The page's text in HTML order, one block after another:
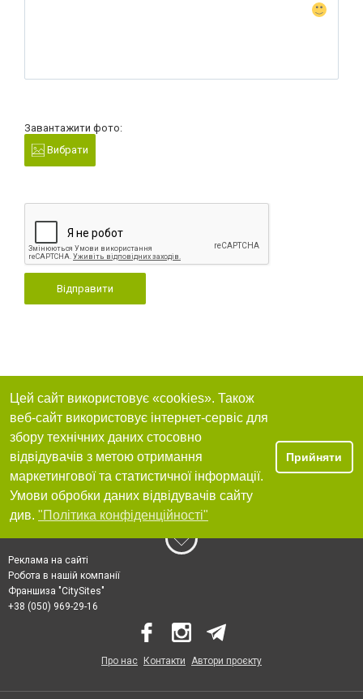
Завантажити фото:
Вибрати
Відправити
Цей сайт використовує «cookies». Також
веб-сайт використовує інтернет-сервіс для
збору технічних даних стосовно
відвідувачів з метою отримання
маркетингової та статистичної інформації.
Умови обробки даних відвідувачів сайту
див. "Політика конфіденційності"
Прийняти
Реклама на сайті
Робота в нашій компанії
Франшиза "CitySites"
+38 (050) 969-29-16
Про нас Контакти Автори проєкту